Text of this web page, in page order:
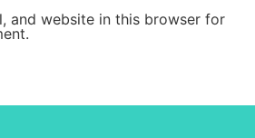
and website in this browser for